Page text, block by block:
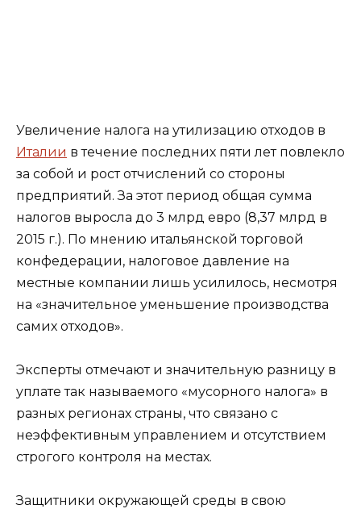
Увеличение налога на утилизацию отходов в
Италии в течение последних пяти лет повлекло
за собой и рост отчислений со стороны
предприятий. За этот период общая сумма
налогов выросла до 3 млрд евро (8,37 млрд в
2015 г.). По мнению итальянской торговой
конфедерации, налоговое давление на
местные компании лишь усилилось, несмотря
на «значительное уменьшение производства
самих отходов».
Эксперты отмечают и значительную разницу в
уплате так называемого «мусорного налога» в
разных регионах страны, что связано с
неэффективным управлением и отсутствием
строгого контроля на местах.
Защитники окружающей среды в свою